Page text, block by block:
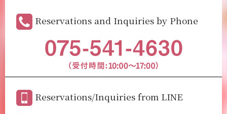
Reservations and Inquiries by Phone
Reservations/Inquiries from LINE